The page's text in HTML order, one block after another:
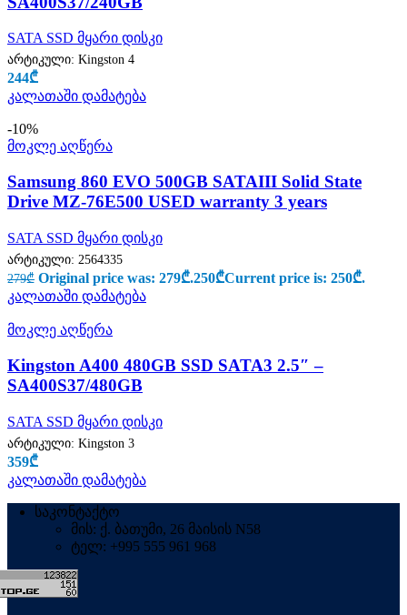
SATA SSD მყარი დისკი
არტიკული: Kingston 4
244₾
კალათაში დამატება
-10%
მოკლე აღწერა
Samsung 860 EVO 500GB SATAIII Solid State
Drive MZ-76E500 USED warranty 3 years
SATA SSD მყარი დისკი
არტიკული: 2564335
279₾ Original price was: 279₾.250₾Current price is: 250₾.
კალათაში დამატება
მოკლე აღწერა
Kingston A400 480GB SSD SATA3 2.5″ –
SA400S37/480GB
SATA SSD მყარი დისკი
არტიკული: Kingston 3
359₾
კალათაში დამატება
საკონტაქტო
მის: ქ. ბათუმი, 26 მაისის N58
ტელ: +995 555 961 968